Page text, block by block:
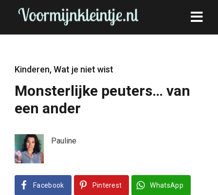
Kinderen,Wat je niet wist
Monsterlijke peuters… van
een ander
Pauline
Facebook Pinterest WhatsApp